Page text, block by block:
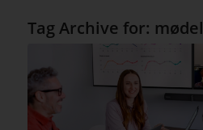
Tag Archive for: